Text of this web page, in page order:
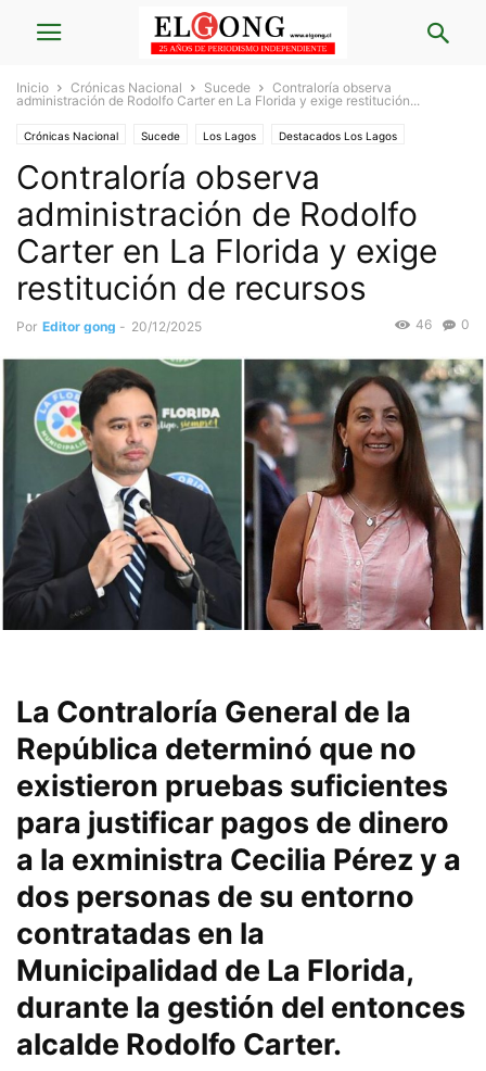
Inicio Crónicas Nacional Sucede
Contraloría observa
administración de Rodolfo Carter en La Florida y exige restitución...
Crónicas Nacional Sucede Los Lagos Destacados Los Lagos
Nacional Destacados Araucanía
Contraloría observa
administración de Rodolfo
Carter en La Florida y exige
restitución de recursos
Por Editor gong - 20/12/2025 0
46
La Contraloría General de la
República determinó que no
existieron pruebas suficientes
para justificar pagos de dinero
a la exministra Cecilia Pérez y a
dos personas de su entorno
contratadas en la
Municipalidad de La Florida,
durante la gestión del entonces
alcalde Rodolfo Carter.